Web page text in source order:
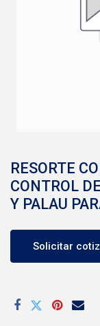
RESORTE
CONTROL
Y PALAU
Solicitar